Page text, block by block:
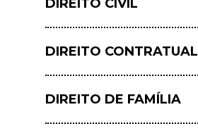
DIREITO CIVIL
DIREITO CONTRATUAL
DIREITO DE FAMÍLIA